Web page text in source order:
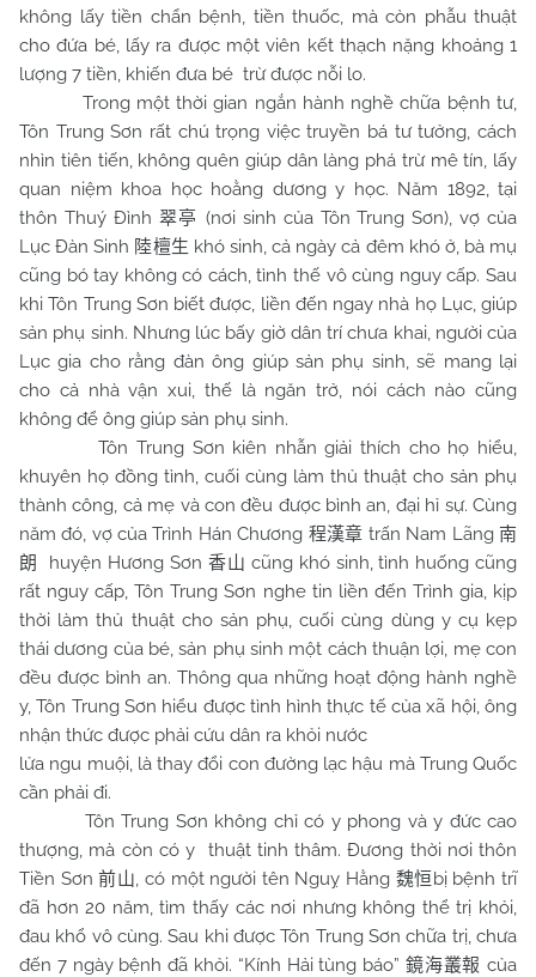
không lấy tiền chẩn bệnh, tiền thuốc, mà còn phẫu thuật
cho đứa bé, lấy ra được một viên kết thạch nặng khoảng 1
lượng 7 tiền, khiến đưa bé trừ được nỗi lo.
Trong một thời gian ngắn hành nghề chữa bệnh tư,
Tôn Trung Sơn rất chú trọng việc truyền bá tư tưởng, cách
nhìn tiên tiến, không quên giúp dân làng phá trừ mê tín, lấy
quan niệm khoa học hoằng dương y học. Năm 1892, tại
thôn Thuý Đình 翠亭 (nơi sinh của Tôn Trung Sơn), vợ của
Lục Đàn Sinh 陸檀生 khó sinh, cả ngày cả đêm khó ở, bà mụ
cũng bó tay không có cách, tình thế vô cùng nguy cấp. Sau
khi Tôn Trung Sơn biết được, liền đến ngay nhà họ Lục, giúp
sản phụ sinh. Nhưng lúc bấy giờ dân trí chưa khai, người của
Lục gia cho rằng đàn ông giúp sản phụ sinh, sẽ mang lại
cho cả nhà vận xui, thế là ngăn trở, nói cách nào cũng
không để ông giúp sản phụ sinh.
Tôn Trung Sơn kiên nhẫn giải thích cho họ hiểu,
khuyên họ đồng tình, cuối cùng làm thủ thuật cho sản phụ
thành công, cả mẹ và con đều được bình an, đại hỉ sự. Cùng
năm đó, vợ của Trình Hán Chương 程漢章 trấn Nam Lãng 南
朗
huyện Hương Sơn 香山 cũng khó sinh, tình huống cũng
rất nguy cấp, Tôn Trung Sơn nghe tin liền đến Trình gia, kịp
thời làm thủ thuật cho sản phụ, cuối cùng dùng y cụ kẹp
thái dương của bé, sản phụ sinh một cách thuận lợi, mẹ con
đều được bình an. Thông qua những hoạt động hành nghề
y, Tôn Trung Sơn hiểu được tình hình thực tế của xã hội, ông
nhận thức được phải cứu dân ra khỏi nước
lửa ngu muội, là thay đổi con đường lạc hậu mà Trung Quốc
cần phải đi.
Tôn Trung Sơn không chỉ có y phong và y đức cao
thượng, mà còn có y thuật tinh thâm. Đương thời nơi thôn
Tiền Sơn前山, có một người tên Nguỵ Hằng 魏恒bị bệnh trĩ
đã hơn 20 năm, tìm thấy các nơi nhưng không thể trị khỏi,
đau khổ vô cùng. Sau khi được Tôn Trung Sơn chữa trị, chưa
đến 7 ngày bệnh đã khỏi. “Kính Hải tùng báo” 鏡海叢報 của